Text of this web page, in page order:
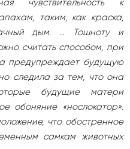
чувствительность к
таким, как краска,
дым. … Тошноту и
считать способом, при
предупреждает будущую
следила за тем, что она
будущие матери
обоняние «нослокатор».
что обостренное
самкам животных